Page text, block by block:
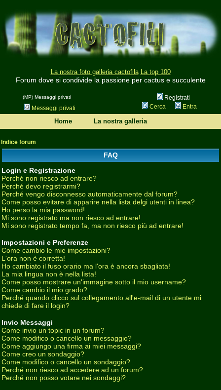
La nostra foto galleria cactofila La top 100
Forum dove si condivide la passione per cactus e succulente
(MP) Messaggi privati
Registrati
Messaggi privati
Cerca Entra
Home La nostra galleria
Indice forum
FAQ
Login e Registrazione
Perché non riesco ad entrare?
Perché devo registrarmi?
Perché vengo disconnesso automaticamente dal forum?
Come posso evitare di apparire nella lista delgi utenti in linea?
Ho perso la mia password!
Mi sono registrato ma non riesco ad entrare!
Mi sono registrato tempo fa, ma non riesco più ad entrare!
Impostazioni e Preferenze
Come cambio le mie impostazioni?
L'ora non è corretta!
Ho cambiato il fuso orario ma l'ora è ancora sbagliata!
La mia lingua non è nella lista!
Come posso mostrare un'immagine sotto il mio username?
Come cambio il mio grado?
Perché quando clicco sul collegamento all'e-mail di un utente mi
chiede di fare il login?
Invio Messaggi
Come invio un topic in un forum?
Come modifico o cancello un messaggio?
Come aggiungo una firma ai miei messaggi?
Come creo un sondaggio?
Come modifico o cancello un sondaggio?
Perché non riesco ad accedere ad un forum?
Perché non posso votare nei sondaggi?